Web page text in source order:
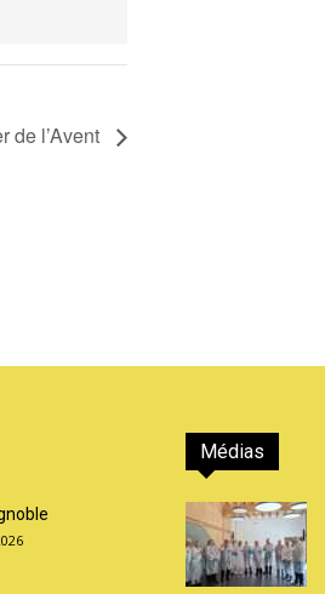
de l’Avent
Médias